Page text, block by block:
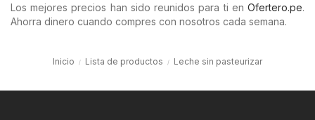
Los mejores precios han sido reunidos para ti en Ofertero.pe.
Ahorra dinero cuando compres con nosotros cada semana.
Inicio Lista de productos Leche sin pasteurizar